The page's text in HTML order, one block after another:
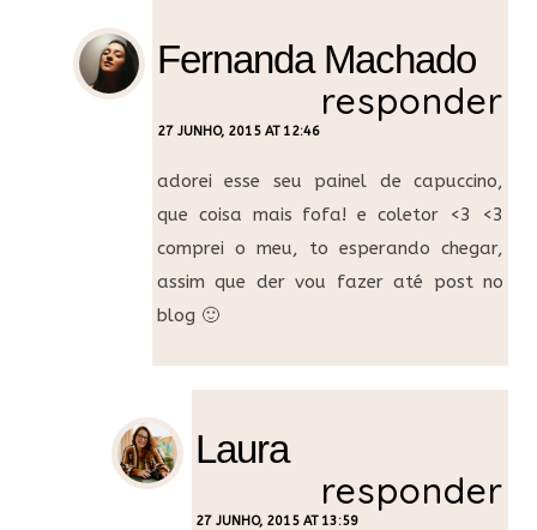
Fernanda Machado
27 JUNHO, 2015 AT 12:46
responder
adorei esse seu painel de capuccino,
que coisa mais fofa! e coletor <3 <3
comprei o meu, to esperando chegar,
assim que der vou fazer até post no
blog 🙂
Laura
27 JUNHO, 2015 AT 13:59
responder